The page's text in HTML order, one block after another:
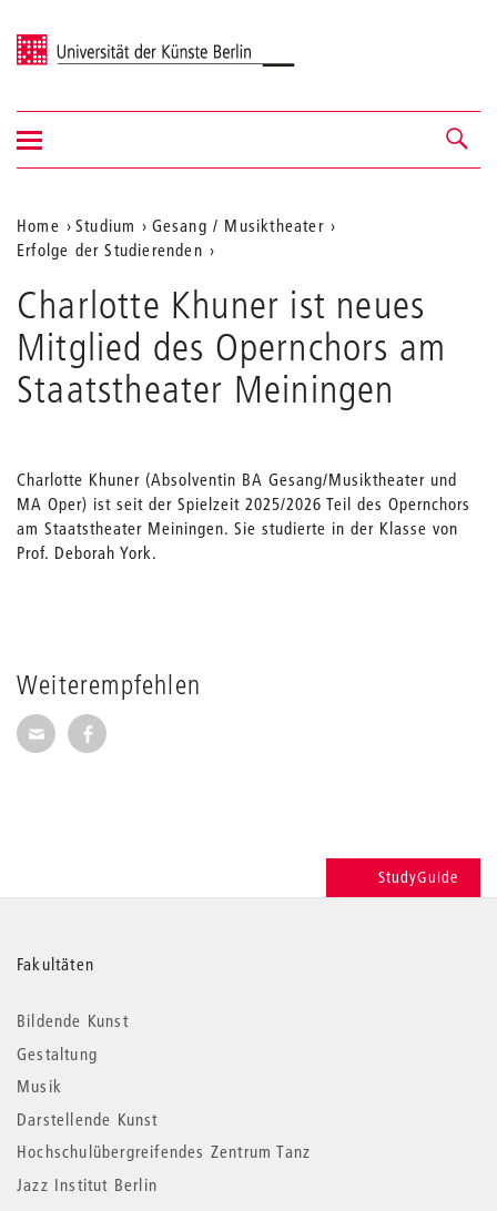
Universität der Künste Berlin
Navigation &
Suche
Navigation
ein-/ausblenden
Aktuelle
Position
auf
der
Webseite
Home Studium
Gesang / Musiktheater
Erfolge der Studierenden
Charlotte Khuner ist neues
Mitglied des Opernchors am
Staatstheater Meiningen
Weiterempfehlen
Seite per E-Mail weiterempfehlen
Seite auf Facebook weiterempfehlen
Charlotte Khuner (Absolventin BA Gesang/Musiktheater und
MA Oper) ist seit der Spielzeit 2025/2026 Teil des Opernchors
am Staatstheater Meiningen. Sie studierte in der Klasse von
Prof. Deborah York.
StudyGuide
Weitere
Informationen
Fakultäten
Bildende Kunst
Gestaltung
Musik
Darstellende Kunst
Hochschulübergreifendes Zentrum Tanz
Jazz Institut Berlin